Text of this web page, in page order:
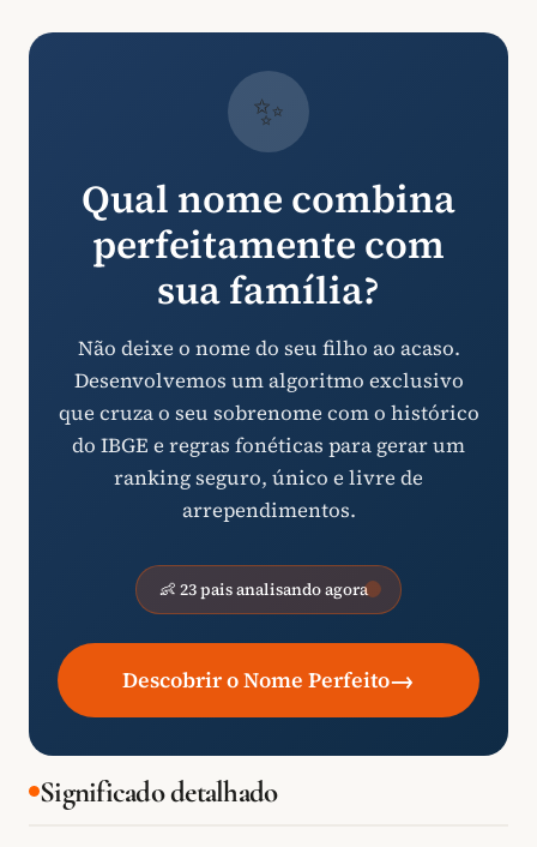
✨
Qual nome combina
perfeitamente com
sua família?
Não deixe o nome do seu filho ao acaso.
Desenvolvemos um algoritmo exclusivo
que cruza o seu sobrenome com o histórico
do IBGE e regras fonéticas para gerar um
ranking seguro, único e livre de
arrependimentos.
👶 23 pais analisando agora
Descobrir o Nome Perfeito→
Significado detalhado